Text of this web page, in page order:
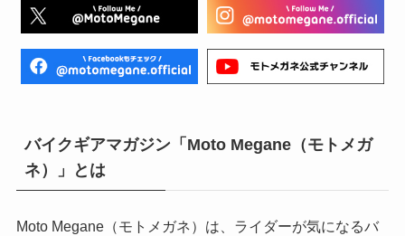
バイクギアマガジン「Moto Megane（モトメガ
ネ）」とは
Moto Megane（モトメガネ）は、ライダーが気になるバ